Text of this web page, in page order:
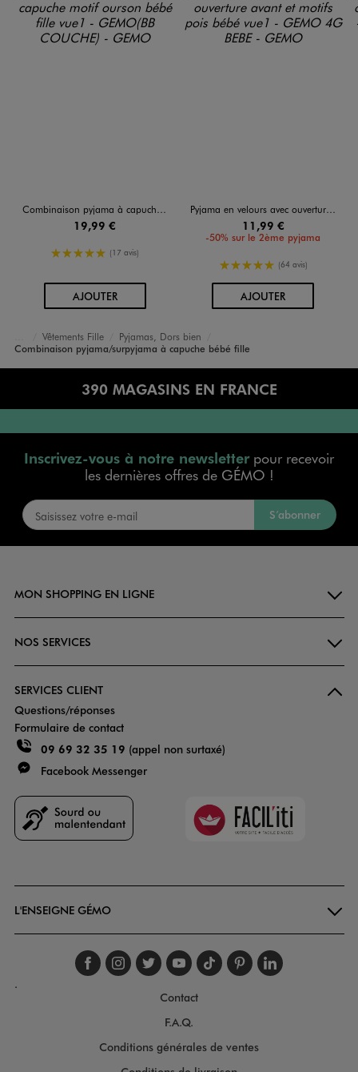
Combinaison pyjama à capuche motif ourson bébé fille
19,99 €
5/5 de moyenne
(17 avis)
AJOUTERAU PANIER
Pyjama en velours avec ouverture avant et motifs pois bébé
11,99 €
-50% sur le 2ème pyjama
5/5 de moyenne
(64 avis)
AJOUTERAU PANIER
Accueil
Bébé
Vêtements Fille
Pyjamas, Dors bien
Combinaison pyjama/surpyjama à capuche bébé fille
390 MAGASINS EN FRANCE
Inscrivez-vous à notre newsletterpour recevoir
les dernières offres de GÉMO !
S’abonner
MON SHOPPING EN LIGNE
NOS SERVICES
SERVICES CLIENT
Questions/réponses
Formulaire de contact
09 69 32 35 19 (appel non surtaxé)
Facebook Messenger
Faciliti
L'ENSEIGNE GÉMO
Suivez-nous sur
Suivez-nous sur
Suivez-nous sur
Suivez-nous
Suivez-nous
Suivez-
.
Contact
F.A.Q.
Conditions générales de ventes